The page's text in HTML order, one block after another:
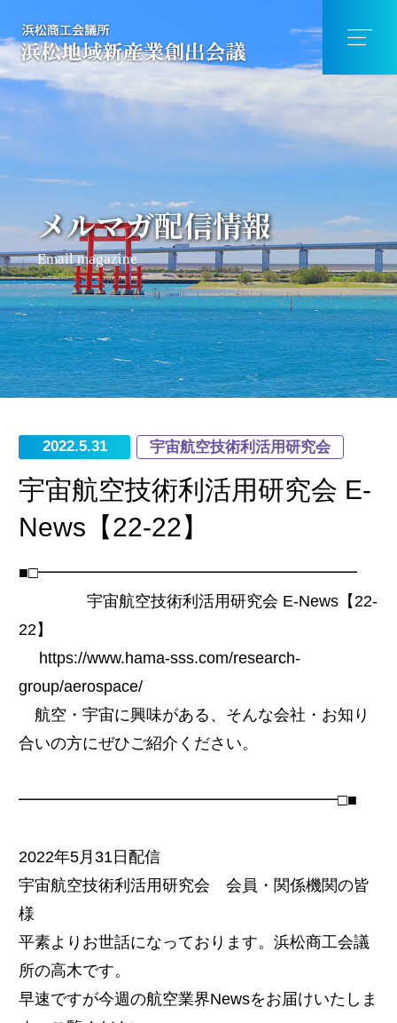
メルマガ配信情報
Email magazine
2022.5.31 宇宙航空技術利活用研究会
宇宙航空技術利活用研究会 E-
News【22-22】
■□━━━━━━━━━━━━━━━━━━━━
宇宙航空技術利活用研究会 E-News【22-
22】
https://www.hama-sss.com/research-
group/aerospace/
航空・宇宙に興味がある、そんな会社・お知り
合いの方にぜひご紹介ください。
━━━━━━━━━━━━━━━━━━━━□■
2022年5月31日配信
宇宙航空技術利活用研究会 会員・関係機関の皆
様
平素よりお世話になっております。浜松商工会議
所の高木です。
早速ですが今週の航空業界Newsをお届けいたしま